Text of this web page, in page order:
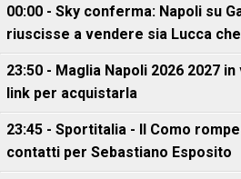
00:00 - Sky conferma: Napoli su
riuscisse a vendere sia Lucca
23:50 - Maglia Napoli 2026 2027
link per acquistarla
23:45 - Sportitalia - Il Como
contatti per Sebastiano Esposito